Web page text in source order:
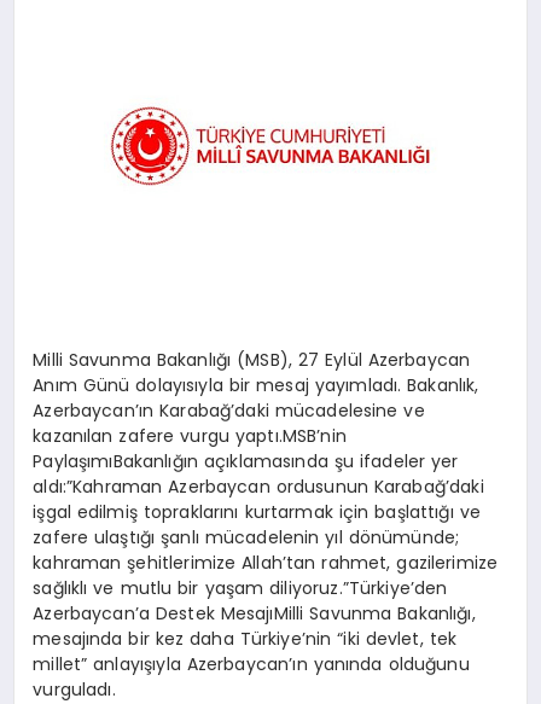
TEKNOLOJI
Milli Savunma Bakanlığı (MSB), 27 Eylül Azerbaycan
Anım Günü dolayısıyla bir mesaj yayımladı. Bakanlık,
Azerbaycan’ın Karabağ’daki mücadelesine ve
kazanılan zafere vurgu yaptı.MSB’nin
PaylaşımıBakanlığın açıklamasında şu ifadeler yer
aldı:”Kahraman Azerbaycan ordusunun Karabağ’daki
işgal edilmiş topraklarını kurtarmak için başlattığı ve
zafere ulaştığı şanlı mücadelenin yıl dönümünde;
kahraman şehitlerimize Allah’tan rahmet, gazilerimize
sağlıklı ve mutlu bir yaşam diliyoruz.”Türkiye’den
Azerbaycan’a Destek MesajıMilli Savunma Bakanlığı,
mesajında bir kez daha Türkiye’nin “iki devlet, tek
millet” anlayışıyla Azerbaycan’ın yanında olduğunu
vurguladı.